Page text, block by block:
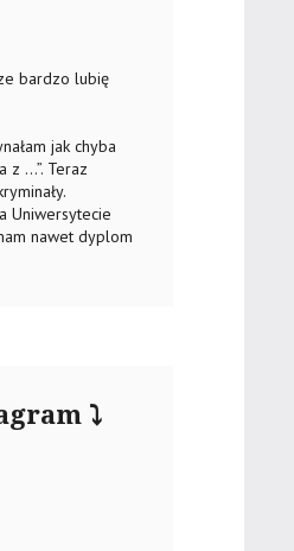
bardzo lubię
jak chyba
z …”. Teraz
Uniwersytecie
nawet dyplom
⤵